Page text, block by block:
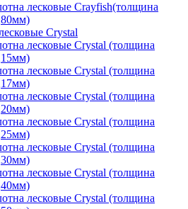
лесковые Crayfish(толщина
Crystal
лесковые Crystal (толщина
лесковые Crystal (толщина
лесковые Crystal (толщина
лесковые Crystal (толщина
лесковые Crystal (толщина
лесковые Crystal (толщина
лесковые Crystal (толщина